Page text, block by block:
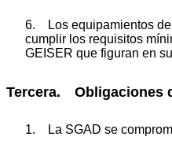
6. Los equipamientos
cumplir los requisitos
GEISER que figuran en
Tercera. Obligaciones
1. La SGAD se